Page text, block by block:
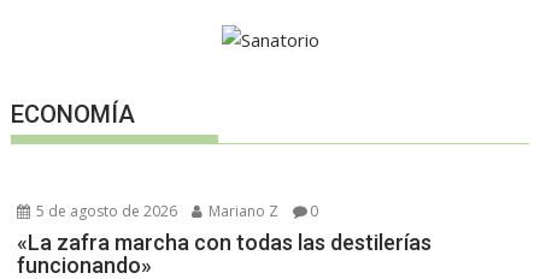
ECONOMÍA
5 de agosto de 2026 Mariano Z 0
«La zafra marcha con todas las destilerías
funcionando»